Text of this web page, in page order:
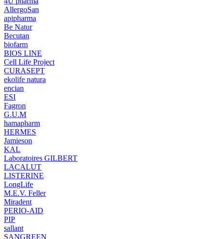
AllergoSan
apipharma
Be Natur
Becutan
biofarm
BIOS LINE
Cell Life Project
CURASEPT
ekolife natura
encian
ESI
Fagron
G.U.M
hamapharm
HERMES
Jamieson
KAL
Laboratoires GILBERT
LACALUT
LISTERINE
LongLife
M.E.V. Feller
Miradent
PERIO-AID
PIP
sallant
SANGREEN